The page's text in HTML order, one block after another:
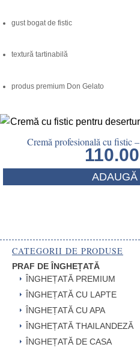
gust bogat de fistic
textură tartinabilă
produs premium Don Gelato
Cremă profesională cu fistic
110.00
CATEGORII DE PRODUSE
PRAF DE ÎNGHEȚATĂ
ÎNGHEȚATĂ PREMIUM
ÎNGHEȚATĂ CU LAPTE
ÎNGHEȚATĂ CU APA
ÎNGHEȚATĂ THAILANDEZĂ
ÎNGHEȚATĂ DE CASA